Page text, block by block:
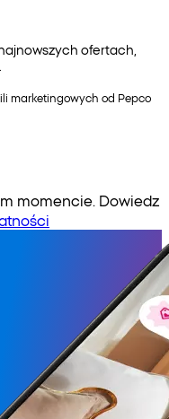
ofertach,
marketingowych od Pepco
momencie. Dowiedz